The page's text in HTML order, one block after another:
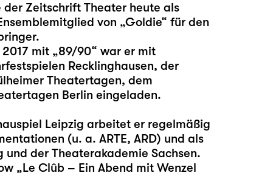
Zeitschrift Theater heute als
von „Goldie“ für den
mit „89/90“ war er mit
Recklinghausen, der
Theatertagen, dem
Berlin eingeladen.
Leipzig arbeitet er regelmäßig
(u. a. ARTE, ARD) und als
und der Theaterakademie Sachsen.
„Le Clûb – Ein Abend mit Wenzel